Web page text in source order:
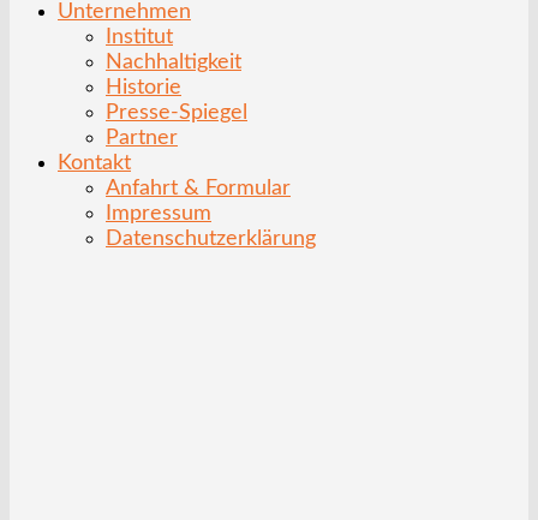
Unternehmen
Institut
Nachhaltigkeit
Historie
Presse-Spiegel
Partner
Kontakt
Anfahrt & Formular
Impressum
Datenschutzerklärung